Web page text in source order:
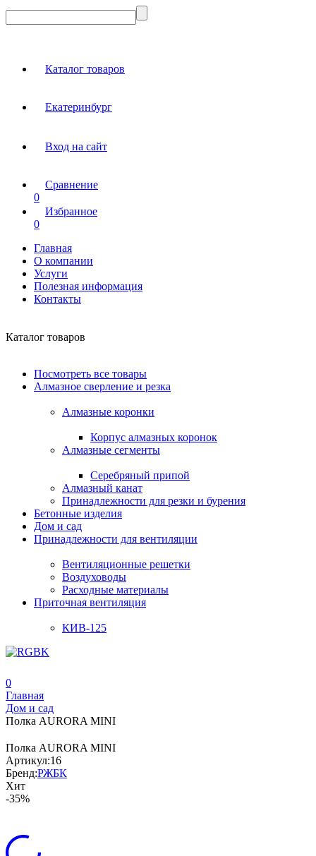
Каталог товаров
Екатеринбург
Вход на сайт
Сравнение
0
Избранное
0
Главная
О компании
Услуги
Полезная информация
Контакты
Каталог товаров
Посмотреть все товары
Алмазное сверление и резка
Алмазные коронки
Корпус алмазных коронок
Алмазные сегменты
Серебряный припой
Алмазный канат
Принадлежности для резки и бурения
Бетонные изделия
Дом и сад
Принадлежности для вентиляции
Вентиляционные решетки
Воздуховоды
Расходные материалы
Приточная вентиляция
КИВ-125
0
Главная
Дом и сад
Полка AURORA MINI
Полка AURORA MINI
Артикул:16
Бренд:РЖБК
Хит
-35%